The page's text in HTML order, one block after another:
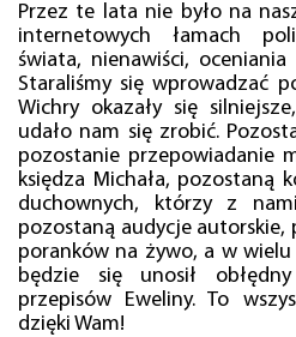
Przez te lata nie było na
internetowych łamach
świata, nienawiści,
Staraliśmy się wprowadzać
Wichry okazały się
udało nam się zrobić.
pozostanie przepowiadanie
księdza Michała, pozostaną
duchownych, którzy z
pozostaną audycje
poranków na żywo, a w
będzie się unosił
przepisów Eweliny. To
dzięki Wam!